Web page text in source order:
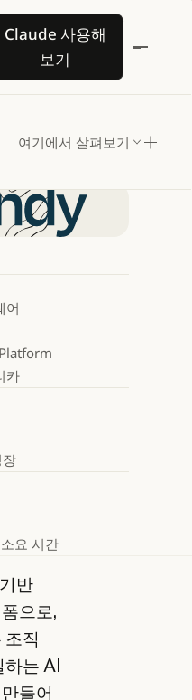
Claude 사용해
보기
Claude 사용해 보기
여기에서 살펴보기
기반AI
팀의
다
보기
어
카
요 시간
반
으로,
조직
하는 AI
들어